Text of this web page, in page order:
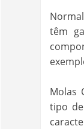
têm
Molas
tipo